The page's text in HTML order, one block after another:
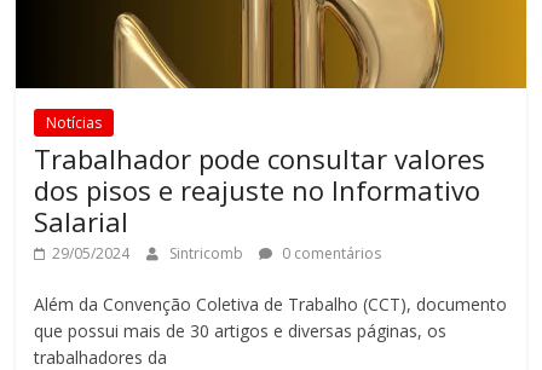
Notícias
Trabalhador pode consultar valores
dos pisos e reajuste no Informativo
Salarial
29/05/2024 Sintricomb 0 comentários
Além da Convenção Coletiva de Trabalho (CCT), documento
que possui mais de 30 artigos e diversas páginas, os
trabalhadores da